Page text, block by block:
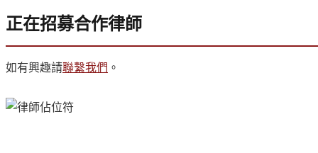
正在招募合作律師
如有興趣請聯繫我們 。